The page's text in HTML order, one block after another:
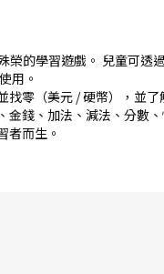
榮的學習遊戲。 兒童可透
用。
找零（美元 / 硬幣），並
金錢、加法、減法、分數
者而生。